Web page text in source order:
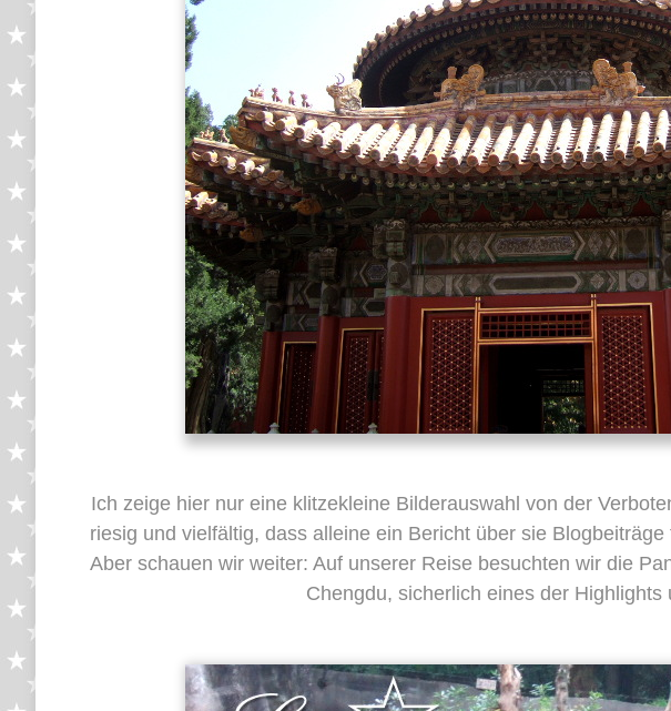
Ich zeige hier nur eine klitzekleine Bilderauswahl von der
riesig und vielfältig, dass alleine ein Bericht über sie
Aber schauen wir weiter: Auf unserer Reise besuchten wir die
Chengdu, sicherlich eines der Highlights